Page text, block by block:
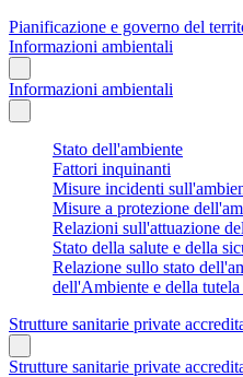
Pianificazione e governo del
Informazioni ambientali
Informazioni ambientali
Stato dell'ambiente
Fattori inquinanti
Misure incidenti
Misure a protezione
Relazioni sull'attuazione
Stato della salute e della
Relazione sullo stato
dell'Ambiente e della
Strutture sanitarie private
Strutture sanitarie private